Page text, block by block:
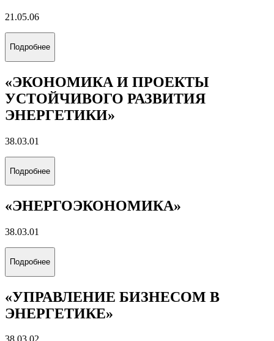
21.05.06
Подробнее
«ЭКОНОМИКА И ПРОЕКТЫ
УСТОЙЧИВОГО РАЗВИТИЯ
ЭНЕРГЕТИКИ»
38.03.01
Подробнее
«ЭНЕРГОЭКОНОМИКА»
38.03.01
Подробнее
«УПРАВЛЕНИЕ БИЗНЕСОМ В
ЭНЕРГЕТИКЕ»